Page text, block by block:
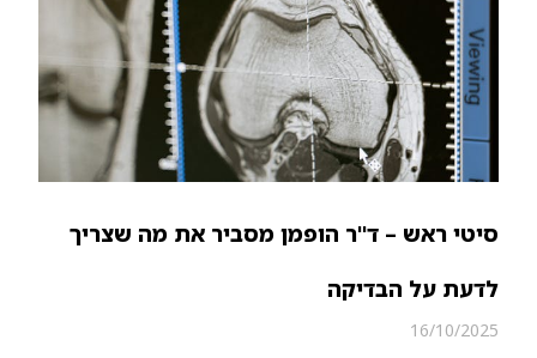
סיטי ראש – ד"ר הופמן מסביר את מה שצריך
לדעת על הבדיקה
16/10/2025